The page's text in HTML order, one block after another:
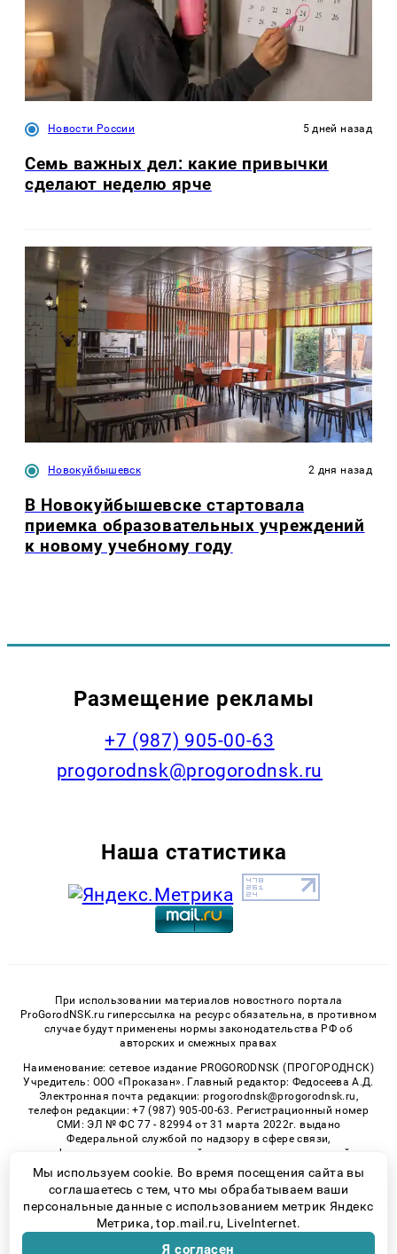
Новости России 5 дней назад
Семь важных дел: какие привычки
сделают неделю ярче
Новокуйбышевск 2 дня назад
В Новокуйбышевске стартовала
приемка образовательных учреждений
к новому учебному году
Размещение рекламы
+7 (987) 905-00-63
progorodnsk@progorodnsk.ru
Наша статистика
При использовании материалов новостного портала
ProGorodNSK.ru гиперссылка на ресурс обязательна, в противном
случае будут применены нормы законодательства РФ об
авторских и смежных правах
Наименование: сетевое издание PROGORODNSK (ПРОГОРОДНСК)
Учредитель: ООО «Проказан». Главный редактор: Федосеева А.Д.
Электронная почта редакции: progorodnsk@progorodnsk.ru,
телефон редакции: +7 (987) 905-00-63. Регистрационный номер
СМИ: ЭЛ № ФС 77 - 82994 от 31 марта 2022г. выдано
Федеральной службой по надзору в сфере связи,
информационных технологий и массовых коммуникаций.
Возрастная категория сайта 16+.
© 2026 «progorodnsk» | Все права защищены
Возрастная категория сайта 16+
Мы используем cookie. Во время посещения сайта вы
соглашаетесь с тем, что мы обрабатываем ваши
персональные данные с использованием метрик Яндекс
Метрика, top.mail.ru, LiveInternet.
Я согласен